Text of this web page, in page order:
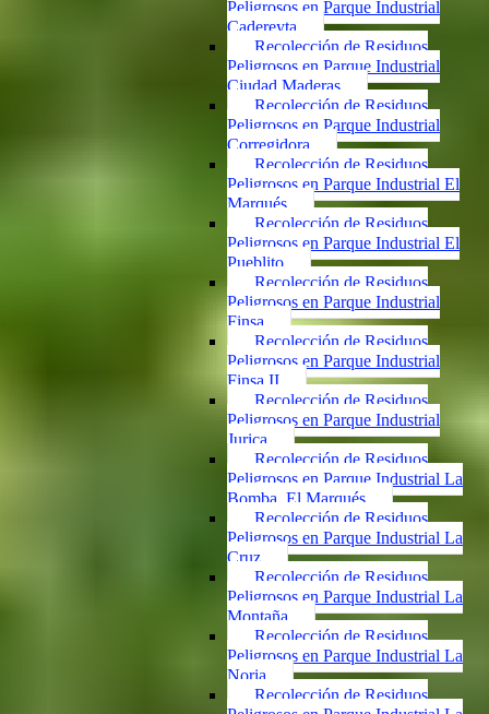
Peligrosos en Parque Industrial
Cadereyta
Recolección de Residuos
Peligrosos en Parque Industrial
Ciudad Maderas
Recolección de Residuos
Peligrosos en Parque Industrial
Corregidora
Recolección de Residuos
Peligrosos en Parque Industrial El
Marqués
Recolección de Residuos
Peligrosos en Parque Industrial El
Pueblito
Recolección de Residuos
Peligrosos en Parque Industrial
Finsa
Recolección de Residuos
Peligrosos en Parque Industrial
Finsa II
Recolección de Residuos
Peligrosos en Parque Industrial
Jurica
Recolección de Residuos
Peligrosos en Parque Industrial La
Bomba, El Marqués
Recolección de Residuos
Peligrosos en Parque Industrial La
Cruz
Recolección de Residuos
Peligrosos en Parque Industrial La
Montaña
Recolección de Residuos
Peligrosos en Parque Industrial La
Noria
Recolección de Residuos